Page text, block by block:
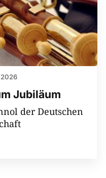
Jubiläum
der Deutschen